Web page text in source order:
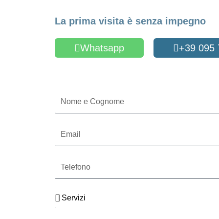
La prima visita è senza impegno
Whatsapp +39 095
Cognome
Servizi